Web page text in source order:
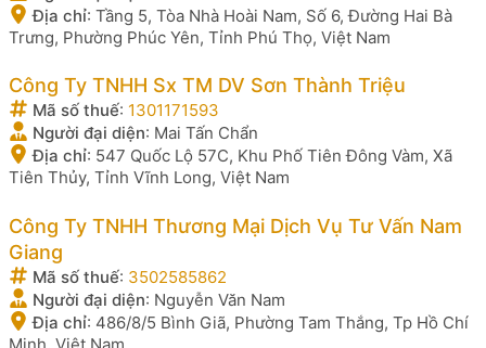
Địa chỉ: Tầng 5, Tòa Nhà Hoài Nam, Số 6, Đường Hai Bà
Trưng, Phường Phúc Yên, Tỉnh Phú Thọ, Việt Nam
Công Ty TNHH Sx TM DV Sơn Thành Triệu
Mã số thuế: 1301171593
Người đại diện: Mai Tấn Chẩn
Địa chỉ: 547 Quốc Lộ 57C, Khu Phố Tiên Đông Vàm, Xã
Tiên Thủy, Tỉnh Vĩnh Long, Việt Nam
Công Ty TNHH Thương Mại Dịch Vụ Tư Vấn Nam
Giang
Mã số thuế: 3502585862
Người đại diện: Nguyễn Văn Nam
Địa chỉ: 486/8/5 Bình Giã, Phường Tam Thắng, Tp Hồ Chí
Minh, Việt Nam